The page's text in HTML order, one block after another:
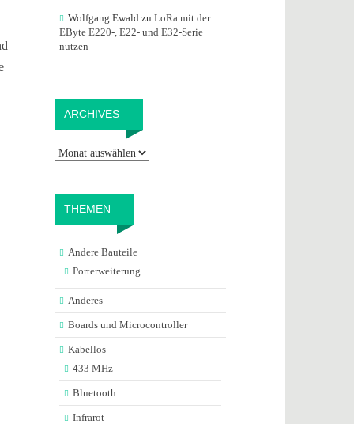
Wolfgang Ewaldzu LoRa mit der
EByte E220-, E22- und E32-Serie
nutzen
ARCHIVES
THEMEN
Andere Bauteile
Porterweiterung
Anderes
Boards und Microcontroller
Kabellos
433 MHz
Bluetooth
Infrarot